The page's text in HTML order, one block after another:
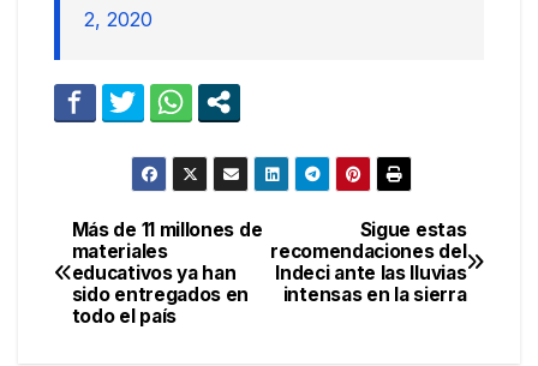
2, 2020
Navegación
de
entradas
Sigue estas
recomendaciones del
Indeci ante las lluvias
intensas en la sierra
Más de 11 millones de
materiales
educativos ya han
sido entregados en
todo el país